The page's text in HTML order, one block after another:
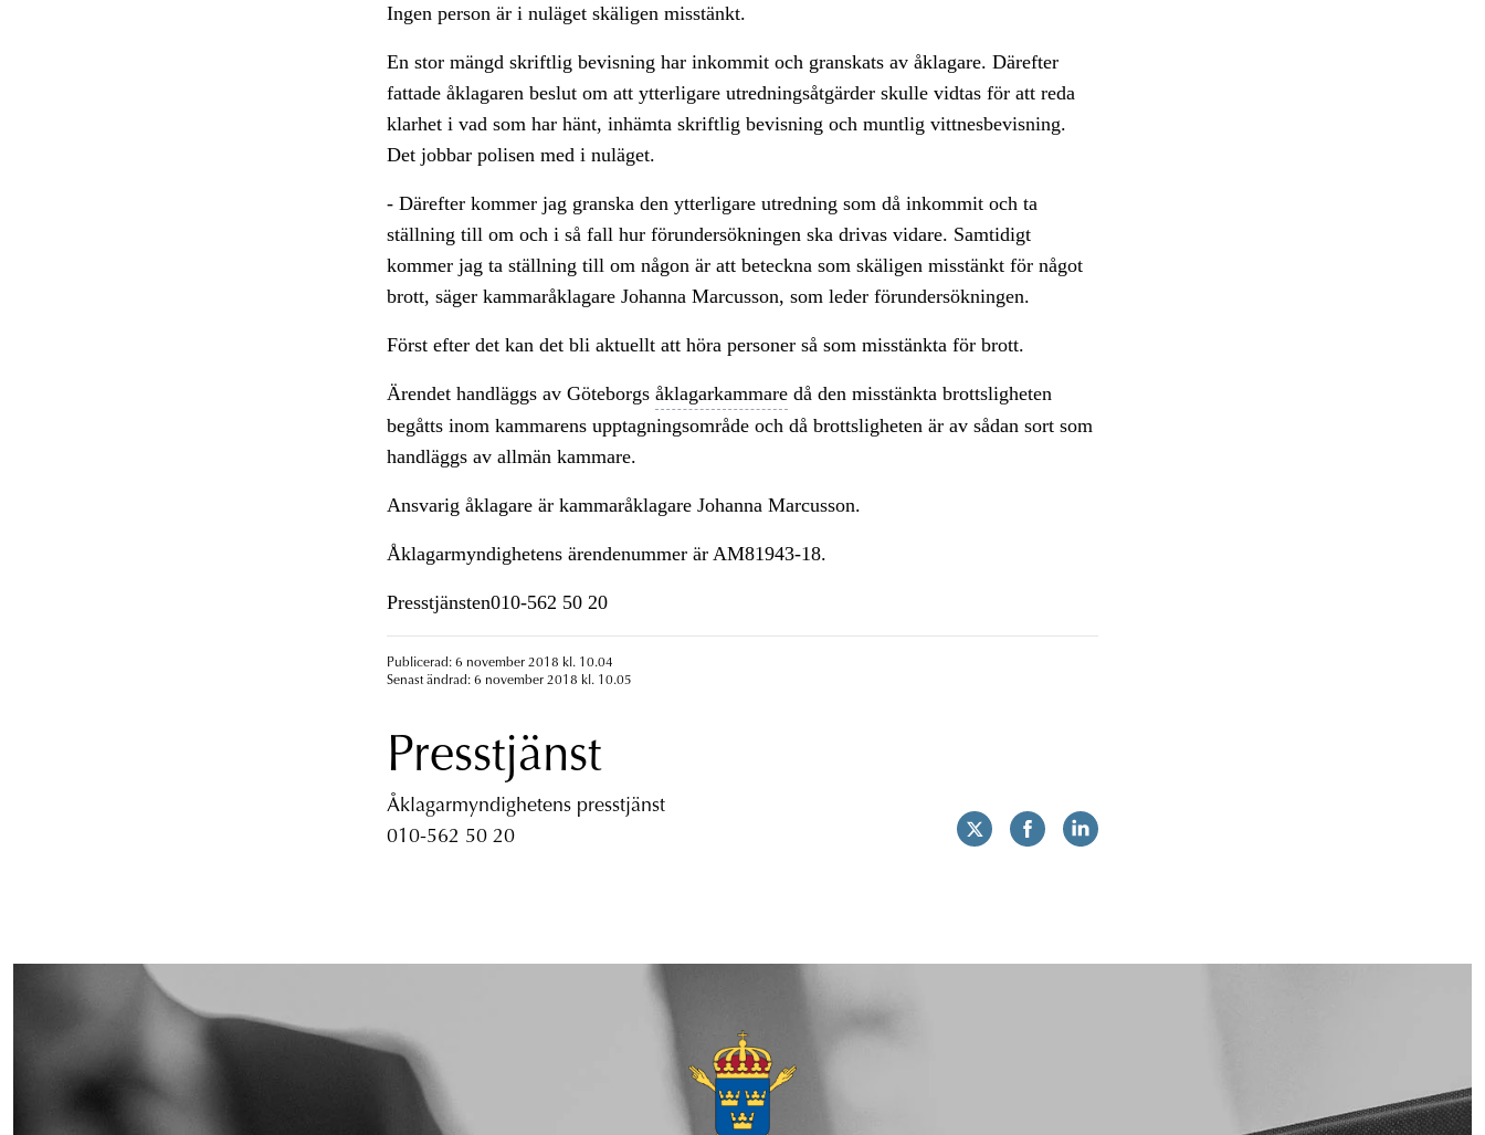
Ingen person är i nuläget skäligen misstänkt.
En stor mängd skriftlig bevisning har inkommit och granskats av åklagare. Därefter
fattade åklagaren beslut om att ytterligare utredningsåtgärder skulle vidtas för att reda
klarhet i vad som har hänt, inhämta skriftlig bevisning och muntlig vittnesbevisning.
Det jobbar polisen med i nuläget.
- Därefter kommer jag granska den ytterligare utredning som då inkommit och ta
ställning till om och i så fall hur förundersökningen ska drivas vidare. Samtidigt
kommer jag ta ställning till om någon är att beteckna som skäligen misstänkt för något
brott, säger kammaråklagare Johanna Marcusson, som leder förundersökningen.
Först efter det kan det bli aktuellt att höra personer så som misstänkta för brott.
Ärendet handläggs av Göteborgs åklagarkammaredå den misstänkta brottsligheten
begåtts inom kammarens upptagningsområde och då brottsligheten är av sådan sort som
handläggs av allmän kammare.
Ansvarig åklagare är kammaråklagare Johanna Marcusson.
Åklagarmyndighetens ärendenummer är AM81943-18.
Presstjänsten010-562 50 20
Publicerad: 6 november 2018 kl. 10.04
Senast ändrad: 6 november 2018 kl. 10.05
Presstjänst
Åklagarmyndighetens presstjänst
010-562 50 20